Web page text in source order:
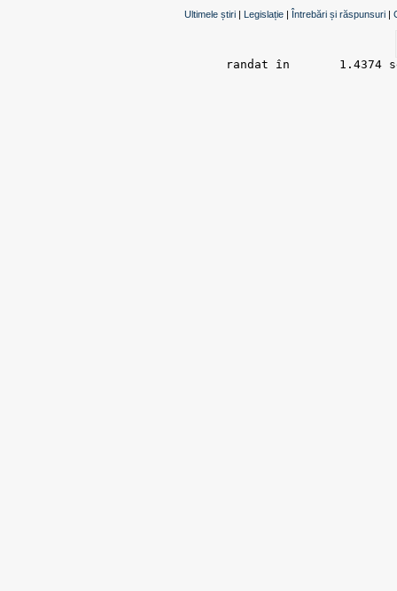
Ultimele știri | Legislație | Întrebări și răspunsuri |
randat în